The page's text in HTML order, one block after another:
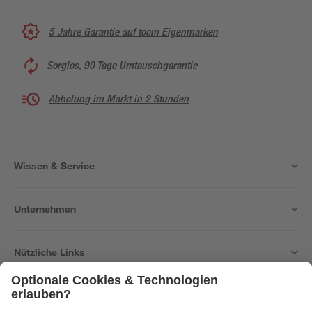
5 Jahre Garantie auf toom Eigenmarken
Sorglos, 90 Tage Umtauschgarantie
Abholung im Markt in 2 Stunden
Wissen & Service
Unternehmen
Nützliche Links